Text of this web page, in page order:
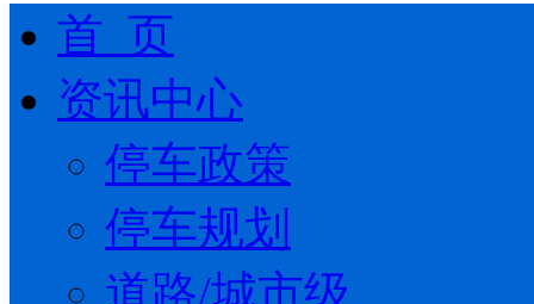
首 页
资讯中心
停车政策
停车规划
道路/城市级